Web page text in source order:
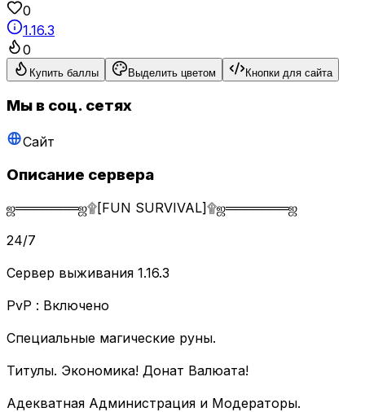
0
1.16.3
0
Купить баллы Выделить цветом Кнопки для сайта
Мы в соц. сетях
Сайт
Описание сервера
ஜ═══════ஜ۩[FUN SURVIVAL]۩ஜ═══════ஜ
24/7
Сервер выживания 1.16.3
PvP : Включено
Специальные магические руны.
Титулы. Экономика! Донат Валюата!
Адекватная Администрация и Модераторы.